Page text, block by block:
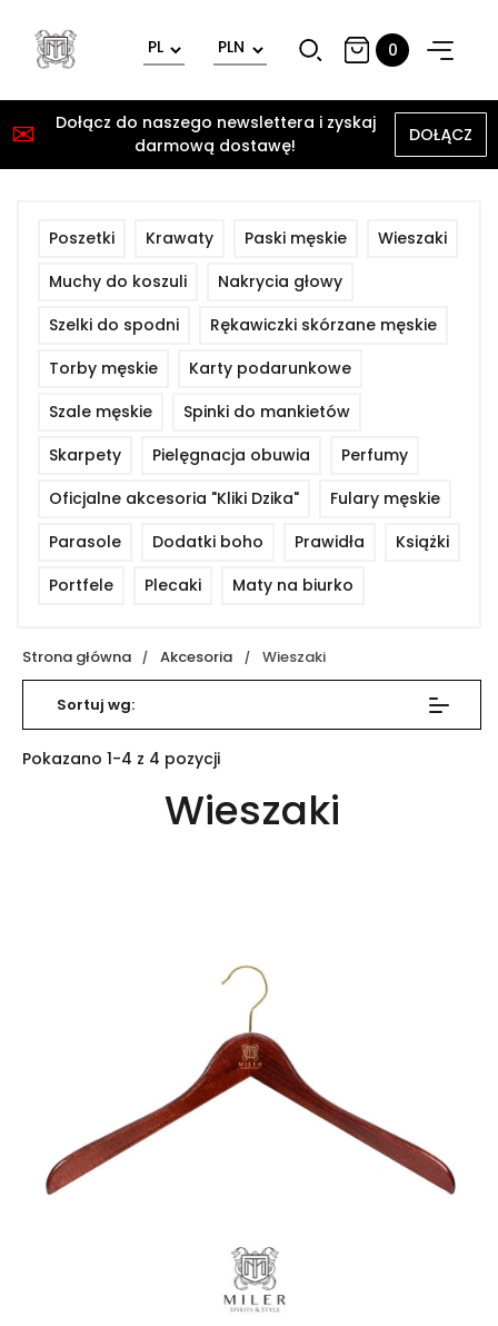
0
Poszetki Krawaty Paski męskie
Wieszaki
Muchy do koszuli
Nakrycia głowy
Szelki do spodni
Rękawiczki skórzane męskie
Torby męskie
Karty podarunkowe
Szale męskie
Spinki do mankietów
Skarpety
Pielęgnacja obuwia
Perfumy
Oficjalne akcesoria "Kliki Dzika"
Fulary męskie
Parasole
Dodatki boho Prawidła
Książki
Portfele
Plecaki Maty na biurko
Strona główna Akcesoria Wieszaki
Sortuj wg:
Pokazano 1-4 z 4 pozycji
Wieszaki
✉
Dołącz do naszego newslettera i zyskaj
darmową dostawę!
DOŁĄCZ